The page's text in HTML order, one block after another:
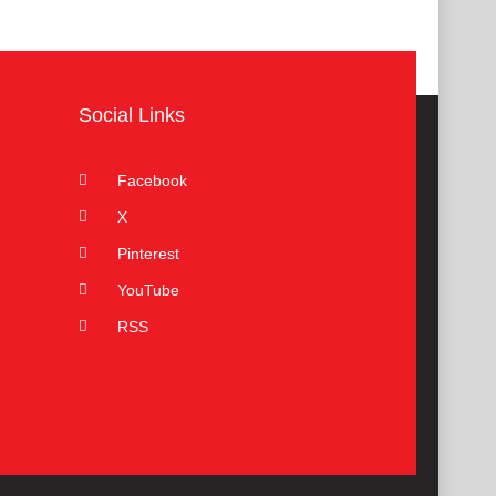
Social Links
Facebook
X
Pinterest
YouTube
RSS